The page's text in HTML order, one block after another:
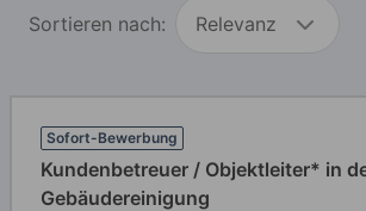
Sortieren nach:
Relevanz
Sofort-Bewerbung
Kundenbetreuer / Objektleiter* in
Gebäudereinigung